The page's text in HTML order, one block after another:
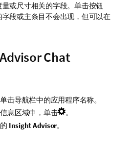
或尺寸相关的字段。单击按钮
段或主条目不会出现，但可以在
Chat
击导航栏中的应用程序名称。
息区域中，单击
。
Insight Advisor。